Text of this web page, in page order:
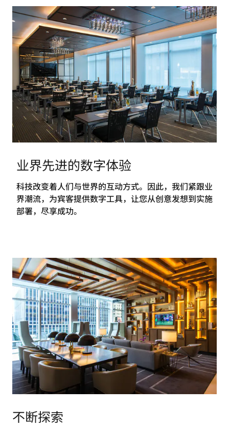
业界先进的数字体验
科技改变着人们与世界的互动方式。因此，我们紧跟业
界潮流，为宾客提供数字工具，让您从创意发想到实施
部署，尽享成功。
不断探索